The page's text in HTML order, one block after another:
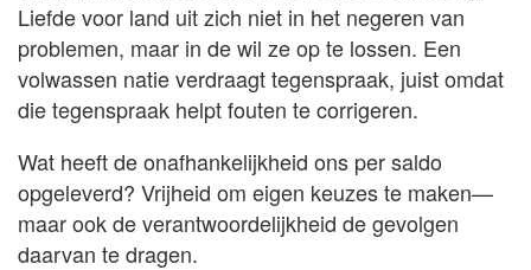
Liefde voor land uit zich niet in het negeren van
problemen, maar in de wil ze op te lossen. Een
volwassen natie verdraagt tegenspraak, juist omdat
die tegenspraak helpt fouten te corrigeren.
Wat heeft de onafhankelijkheid ons per saldo
opgeleverd? Vrijheid om eigen keuzes te maken—
maar ook de verantwoordelijkheid de gevolgen
daarvan te dragen.